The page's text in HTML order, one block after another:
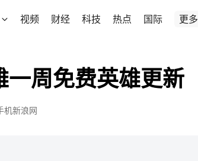
视频 财经 科技 热点 国际 更多
一周免费英雄更新
机新浪网